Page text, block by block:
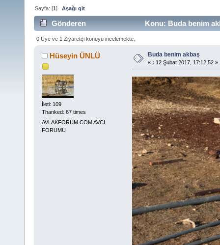
Sayfa: [1]Aşağı git
Gönderen Konu: Buda benim
0 Üye ve 1 Ziyaretçi konuyu incelemekte.
Hüseyin ÜNLÜ
İleti: 109
Thanked: 67 times
AVLAKFORUM.COM AVCI
FORUMU
Buda benim akbaş
« : 12 Şubat 2017, 17:12:52 »